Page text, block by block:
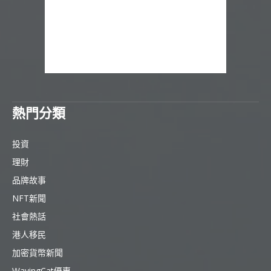
熱門分類
投資
理財
品牌故事
NFT新聞
社會熱話
港人移民
加密貨幣新聞